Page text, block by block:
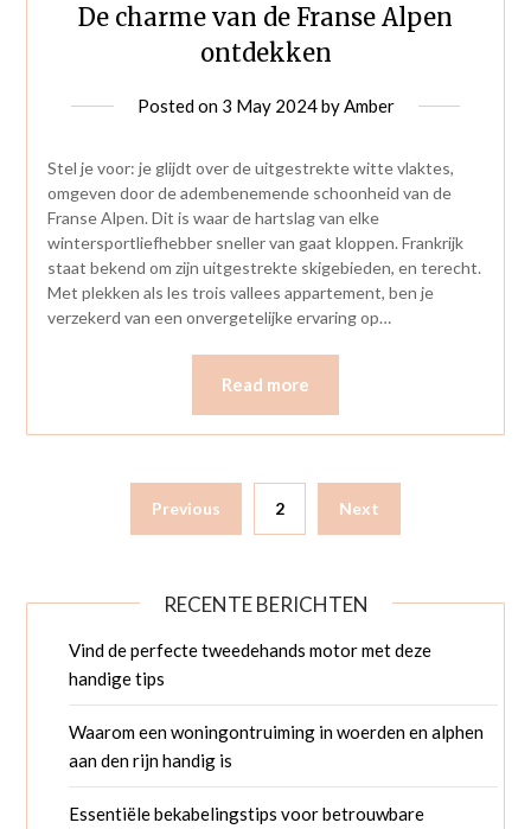
De charme van de Franse Alpen
ontdekken
Posted on 3 May 2024byAmber
Stel je voor: je glijdt over de uitgestrekte witte vlaktes,
omgeven door de adembenemende schoonheid van de
Franse Alpen. Dit is waar de hartslag van elke
wintersportliefhebber sneller van gaat kloppen. Frankrijk
staat bekend om zijn uitgestrekte skigebieden, en terecht.
Met plekken als les trois vallees appartement, ben je
verzekerd van een onvergetelijke ervaring op…
Read more
Previous 2 Next
RECENTE BERICHTEN
Vind de perfecte tweedehands motor met deze
handige tips
Waarom een woningontruiming in woerden en alphen
aan den rijn handig is
Essentiële bekabelingstips voor betrouwbare